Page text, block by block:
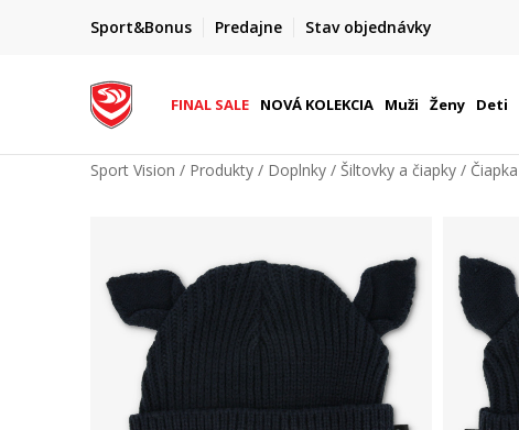
Sport&Bonus Predajne Stav objednávky
FINAL SALE AŽ -60 %
+ extra zľava 10 % len do 9. 8.
FINAL SALE NOVÁ KOLEKCIA Muži Ženy Deti
Sport Vision Produkty Doplnky Šiltovky a čiapky Čiapka